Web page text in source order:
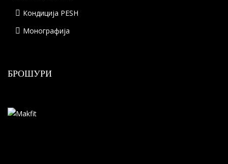
Кондиција PESH
Монографија
БРОШУРИ